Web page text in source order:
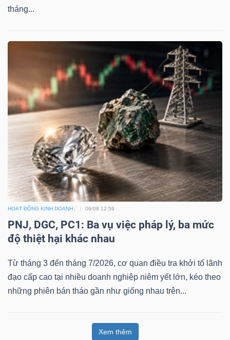
tháng...
HOẠT ĐỘNG KINH DOANH 06/08 12:59
PNJ, DGC, PC1: Ba vụ việc pháp lý, ba mức
độ thiệt hại khác nhau
Từ tháng 3 đến tháng 7/2026, cơ quan điều tra khởi tố lãnh
đạo cấp cao tại nhiều doanh nghiệp niêm yết lớn, kéo theo
những phiên bán tháo gần như giống nhau trên...
Xem thêm
chính
Dữ
liệu
chính